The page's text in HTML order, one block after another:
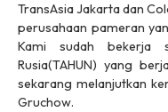
TransAsia Jakarta dan
perusahaan pameran
Kami sudah bekerja
Rusia(TAHUN) yang
sekarang melanjutkan
Gruchow.